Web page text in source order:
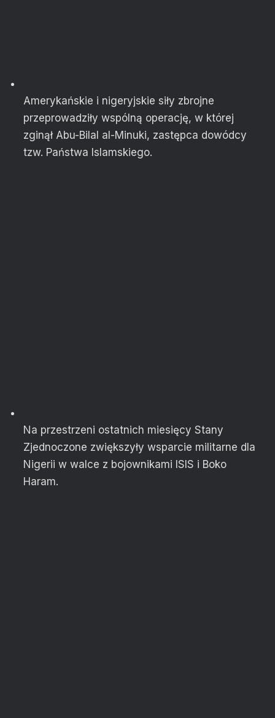
Amerykańskie i nigeryjskie siły zbrojne
przeprowadziły wspólną operację, w której
zginął Abu-Bilal al-Minuki, zastępca dowódcy
tzw. Państwa Islamskiego.
Na przestrzeni ostatnich miesięcy Stany
Zjednoczone zwiększyły wsparcie militarne dla
Nigerii w walce z bojownikami ISIS i Boko
Haram.